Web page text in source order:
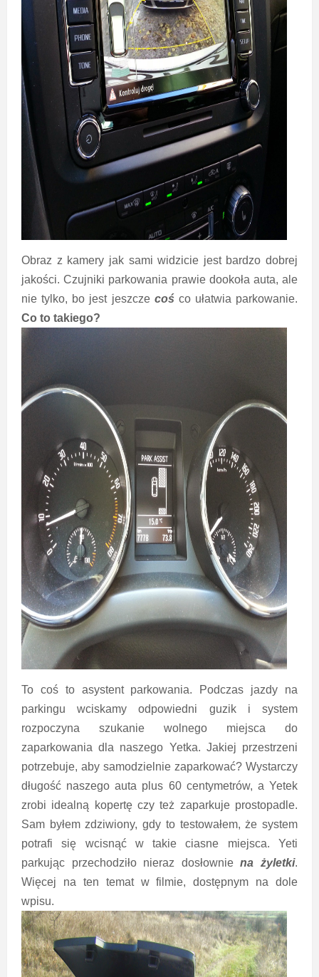
Obraz z kamery jak sami widzicie jest bardzo dobrej
jakości. Czujniki parkowania prawie dookoła auta, ale
nie tylko, bo jest jeszcze coś co ułatwia parkowanie.
Co to takiego?
To coś to asystent parkowania. Podczas jazdy na
parkingu wciskamy odpowiedni guzik i system
rozpoczyna szukanie wolnego miejsca do
zaparkowania dla naszego Yetka. Jakiej przestrzeni
potrzebuje, aby samodzielnie zaparkować? Wystarczy
długość naszego auta plus 60 centymetrów, a Yetek
zrobi idealną kopertę czy też zaparkuje prostopadle.
Sam byłem zdziwiony, gdy to testowałem, że system
potrafi się wcisnąć w takie ciasne miejsca. Yeti
parkując przechodziło nieraz dosłowniena żyletki.
Więcej na ten temat w filmie, dostępnym na dole
wpisu.